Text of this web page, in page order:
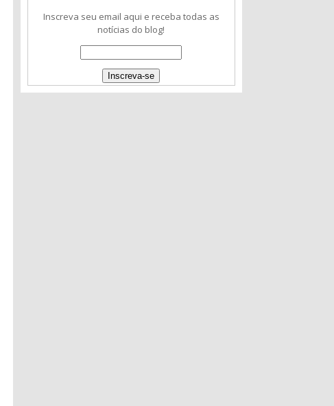
Inscreva seu email aqui e receba todas as
notícias do blog!